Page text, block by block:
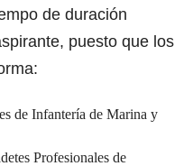
de duración
puesto que los
de Infantería de Marina y
Profesionales de